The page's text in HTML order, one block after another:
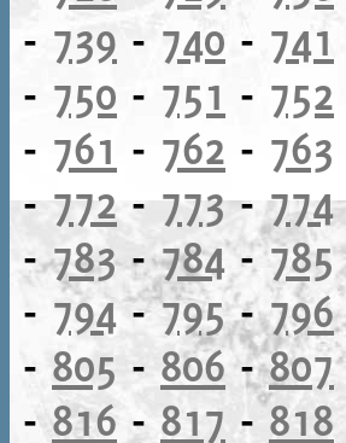
- 739 - 740 - 741
- 750 - 751 - 752
- 761 - 762 - 763
-772 -773-774
-783-784-785
- 794-795-796
- 805 - 806-807
- 816 -817 -818